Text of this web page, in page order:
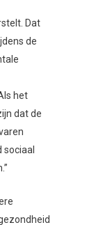
Dat
de
het
dat de
sociaal